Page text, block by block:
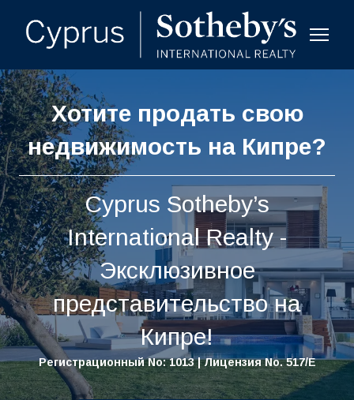
Хотите продать свою
недвижимость на Кипре?
Cyprus Sotheby’s
International Realty -
Эксклюзивное
представительство на
Кипре!
Регистрационный No: 1013 | Лицензия No. 517/E